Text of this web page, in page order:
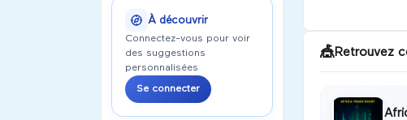
À découvrir
Connectez-vous pour voir
des suggestions
personnalisées
Se connecter
🎪Retrouvez